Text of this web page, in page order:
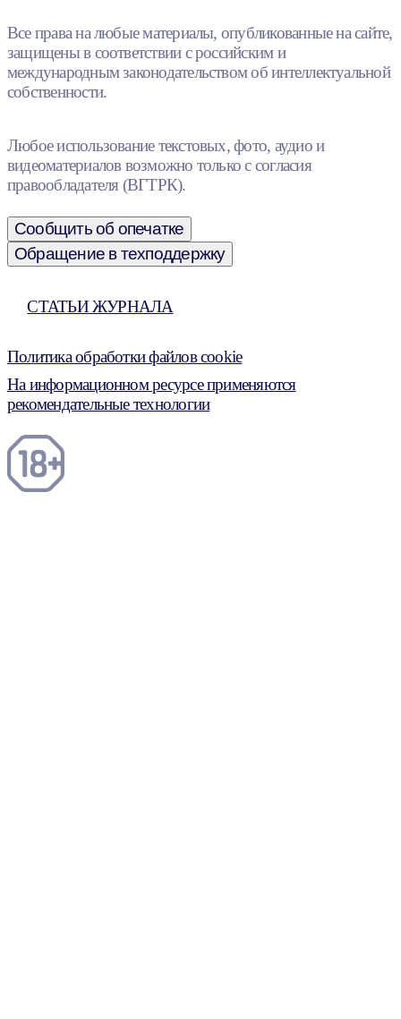
Все права на любые материалы, опубликованные на сайте,
защищены в соответствии с российским и
международным законодательством об интеллектуальной
собственности.
Любое использование текстовых, фото, аудио и
видеоматериалов возможно только с согласия
правообладателя (ВГТРК).
Сообщить об опечатке
Обращение в техподдержку
СТАТЬИ ЖУРНАЛА
Политика обработки файлов cookie
На информационном ресурсе применяются
рекомендательные технологии